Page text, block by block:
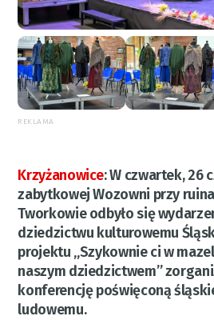
REKLAMA
Krzyżanowice:W czwartek, 26
zabytkowej Wozowni przy
Tworkowie odbyło się
dziedzictwu kulturowemu
projektu „Szykownie ci w
naszym dziedzictwem”
konferencję poświęconą
ludowemu.